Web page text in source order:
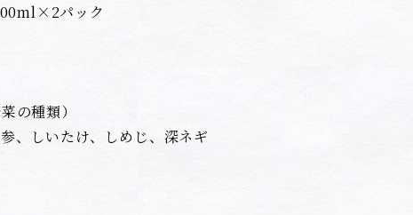
パック
の種類）
、しいたけ、しめじ、深ネギ